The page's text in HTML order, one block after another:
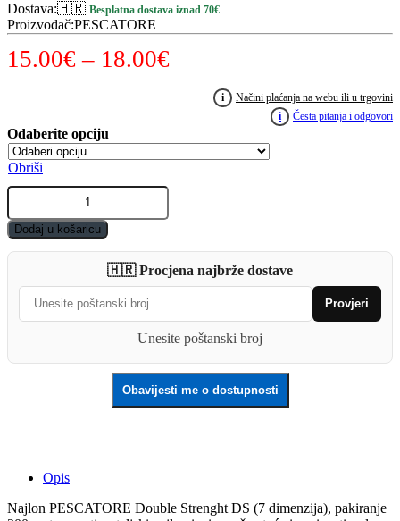
Dostava:🇭🇷 Besplatna dostava iznad 70€
Proizvođač:PESCATORE
15.00€ – 18.00€
cijena:
15.00€
i
Načini plaćanja na webu ili u trgovini
i
Česta pitanja i odgovori
Obriši
Najlon
PESCATORE
Double
Strength
300m
Dodaj u košaricu
🇭🇷 Procjena najbrže dostave
Provjeri
Unesite poštanski broj
Obavijesti me o dostupnosti
Opis
Najlon PESCATORE Double Strenght DS (7 dimenzija), pakiranje